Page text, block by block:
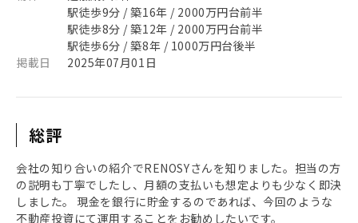
駅徒歩9分 / 築16年 / 2000万円台前半
駅徒歩8分 / 築12年 / 2000万円台前半
駅徒歩6分 / 築8年 / 1000万円台後半
掲載日
2025年07月01日
総評
会社の知り合いの紹介でRENOSYさんを知りました。担当の方
の説明も丁寧でしたし、月額の支払いも想定よりも少なく即決
しました。 現金を銀行に貯金するのであれば、今回のような
不動産投資にて運用することをお勧めしたいです。